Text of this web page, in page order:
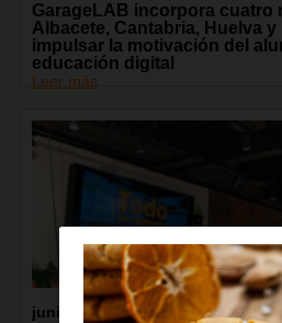
GarageLAB incorpora cuatro
Albacete, Cantabria, Huelva y
impulsar la motivación del
educación digital
Leer más
junio 2026